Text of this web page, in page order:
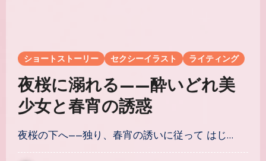
ショートストーリー セクシーイラスト ライティング
夜桜に溺れる——酔いどれ美
少女と春宵の誘惑
夜桜の下へ——独り、春宵の誘いに従って はじ…